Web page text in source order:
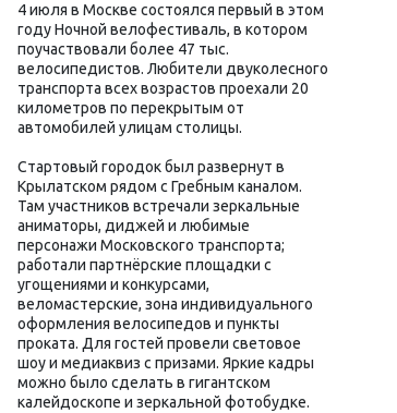
4 июля в Москве состоялся первый в этом
году Ночной велофестиваль, в котором
поучаствовали более 47 тыс.
велосипедистов. Любители двуколесного
транспорта всех возрастов проехали 20
километров по перекрытым от
автомобилей улицам столицы.
Стартовый городок был развернут в
Крылатском рядом с Гребным каналом.
Там участников встречали зеркальные
аниматоры, диджей и любимые
персонажи Московского транспорта;
работали партнёрские площадки с
угощениями и конкурсами,
веломастерские, зона индивидуального
оформления велосипедов и пункты
проката. Для гостей провели световое
шоу и медиаквиз с призами. Яркие кадры
можно было сделать в гигантском
калейдоскопе и зеркальной фотобудке.